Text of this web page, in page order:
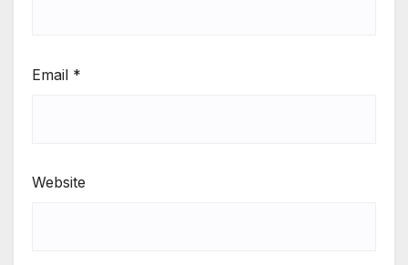
Email *
Website